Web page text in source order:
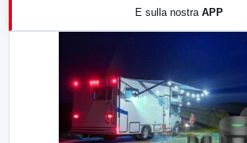
E sulla nostra APP